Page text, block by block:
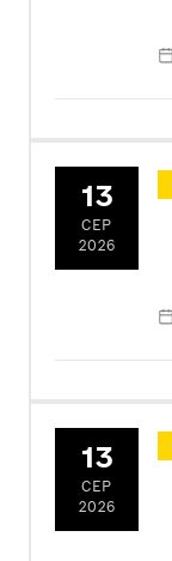
13
СЕР
2026
13
СЕР
2026